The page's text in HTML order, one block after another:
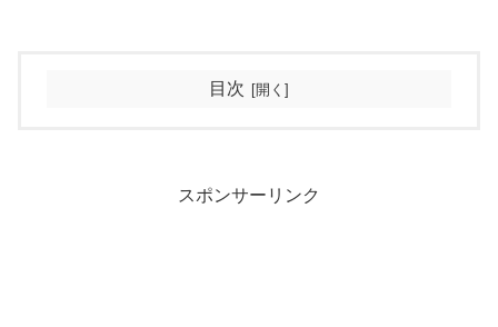
目次
スポンサーリンク